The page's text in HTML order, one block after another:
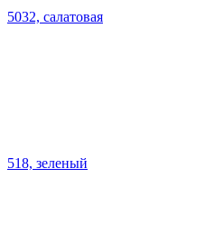
5032, салатовая
518, зеленый